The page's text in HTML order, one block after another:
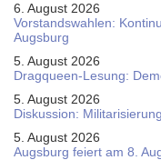
6. August 2026
Vorstandswahlen:
Augsburg
5. August 2026
Dragqueen-Lesung:
5. August 2026
Diskussion:
5. August 2026
Augsburg feiert am 8.